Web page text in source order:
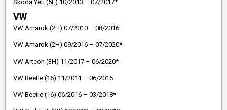
Skoda Yeti (5L) 10/2013 – 07/2017*
VW
VW Amarok (2H) 07/2010 – 08/2016
VW Amarok (2H) 09/2016 – 07/2020*
VW Arteon (3H) 11/2017 – 06/2020*
VW Beetle (16) 11/2011 – 06/2016
VW Beetle (16) 06/2016 – 03/2018*